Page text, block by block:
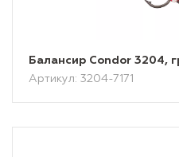
Балансир Condor 3204,
Артикул: 3204-7171